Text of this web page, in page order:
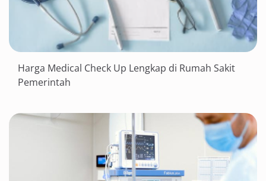
Harga Medical Check Up Lengkap di Rumah Sakit
Pemerintah